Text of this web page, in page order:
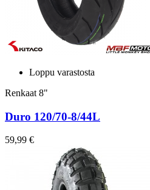
Loppu varastosta
Renkaat 8"
Duro 120/70-8/44L
59,99 €